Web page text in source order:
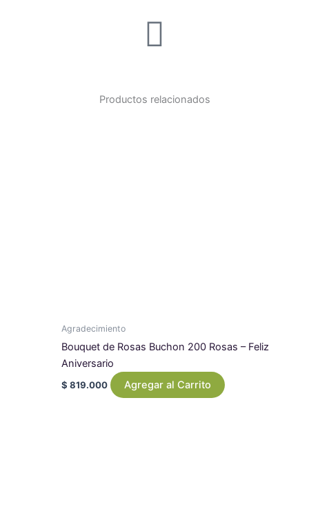
Productos relacionados
Agradecimiento
Bouquet de Rosas Buchon 200 Rosas – Feliz
Aniversario
$ 819.000 Agregar al Carrito